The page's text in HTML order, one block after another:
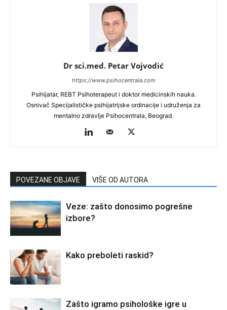
Dr sci.med. Petar Vojvodić
https://www.psihocentrala.com
Psihijatar, REBT Psihoterapeut i doktor medicinskih nauka.
Osnivač Specijalističke psihijatrijske ordinacije i udruženja za
mentalno zdravlje Psihocentrala, Beograd.
POVEZANE OBJAVE VIŠE OD AUTORA
Veze: zašto donosimo pogrešne
izbore?
Kako preboleti raskid?
Zašto igramo psihološke igre u